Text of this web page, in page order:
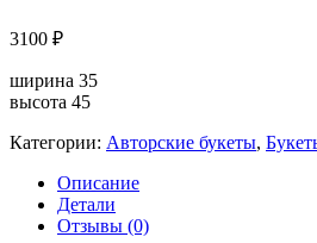
3100 ₽
ширина 35
высота 45
Категории: Авторские букеты,
Описание
Детали
Отзывы (0)